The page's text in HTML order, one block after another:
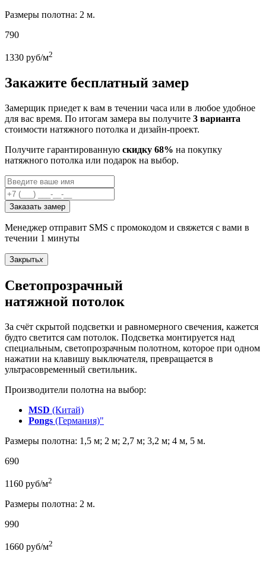
Размеры полотна: 2 м.
790
1330 руб/м2
Закажите бесплатный замер
Замерщик приедет к вам в течении часа или в любое удобное
для вас время. По итогам замера вы получите 3 варианта
стоимости натяжного потолка и дизайн-проект.
Получите гарантированную скидку 68% на покупку
натяжного потолка или подарок на выбор.
Заказать замер
Менеджер отправит SMS с промокодом и свяжется с вами в
течении 1 минуты
Закрытьx
Светопрозрачный
натяжной потолок
За счёт скрытой подсветки и равномерного свечения, кажется
будто светится сам потолок. Подсветка монтируется над
специальным, светопрозрачным полотном, которое при одном
нажатии на клавишу выключателя, превращается в
ультрасовременный светильник.
Производители полотна на выбор:
MSD (Китай)
Pongs (Германия)"
Размеры полотна: 1,5 м; 2 м; 2,7 м; 3,2 м; 4 м, 5 м.
690
1160 руб/м2
Размеры полотна: 2 м.
990
1660 руб/м2